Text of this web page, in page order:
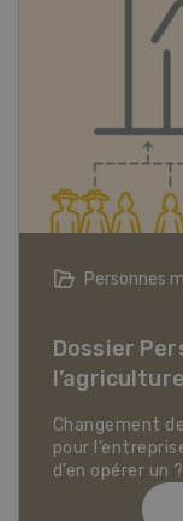
Articles
Dossier